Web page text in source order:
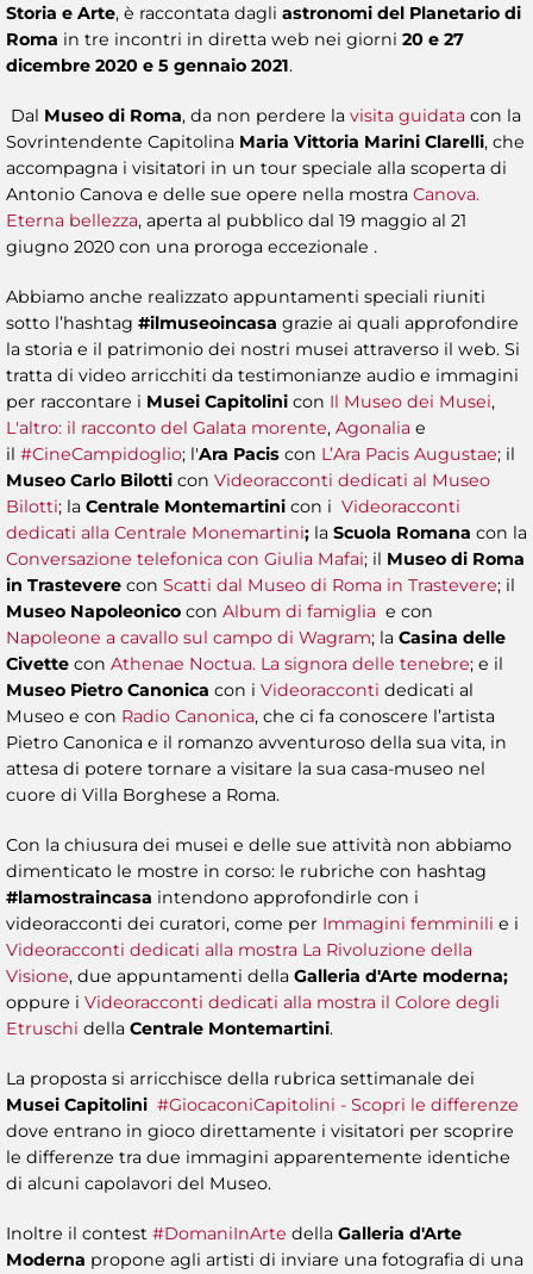
Storia e Arte, è raccontata dagli astronomi del Planetario di
Roma in tre incontri in diretta web nei giorni 20 e 27
dicembre 2020 e 5 gennaio 2021.
Dal Museo di Roma, da non perdere la visita guidata con la
Sovrintendente Capitolina Maria Vittoria Marini Clarelli, che
accompagna i visitatori in un tour speciale alla scoperta di
Antonio Canova e delle sue opere nella mostra Canova.
Eterna bellezza, aperta al pubblico dal 19 maggio al 21
giugno 2020 con una proroga eccezionale .
Abbiamo anche realizzato appuntamenti speciali riuniti
sotto l’hashtag #ilmuseoincasa grazie ai quali approfondire
la storia e il patrimonio dei nostri musei attraverso il web. Si
tratta di video arricchiti da testimonianze audio e immagini
per raccontare i Musei Capitolini con Il Museo dei Musei,
L'altro: il racconto del Galata morente, Agonalia e
il #CineCampidoglio; l'Ara Pacis con L’Ara Pacis Augustae; il
Museo Carlo Bilotti con Videoracconti dedicati al Museo
Bilotti; la Centrale Montemartini con i Videoracconti
dedicati alla Centrale Monemartini; la Scuola Romana con la
Conversazione telefonica con Giulia Mafai; il Museo di Roma
in Trastevere con Scatti dal Museo di Roma in Trastevere; il
Museo Napoleonico con Album di famiglia e con
Napoleone a cavallo sul campo di Wagram; la Casina delle
Civette con Athenae Noctua. La signora delle tenebre; e il
Museo Pietro Canonica con i Videoracconti dedicati al
Museo e con Radio Canonica, che ci fa conoscere l’artista
Pietro Canonica e il romanzo avventuroso della sua vita, in
attesa di potere tornare a visitare la sua casa-museo nel
cuore di Villa Borghese a Roma.
Con la chiusura dei musei e delle sue attività non abbiamo
dimenticato le mostre in corso: le rubriche con hashtag
#lamostraincasa intendono approfondirle con i
videoracconti dei curatori, come per Immagini femminili e i
Videoracconti dedicati alla mostra La Rivoluzione della
Visione, due appuntamenti della Galleria d'Arte moderna;
oppure i Videoracconti dedicati alla mostra il Colore degli
Etruschi della Centrale Montemartini.
La proposta si arricchisce della rubrica settimanale dei
Musei Capitolini #GiocaconiCapitolini - Scopri le differenze
dove entrano in gioco direttamente i visitatori per scoprire
le differenze tra due immagini apparentemente identiche
di alcuni capolavori del Museo.
Inoltre il contest #DomaniInArte della Galleria d'Arte
Moderna propone agli artisti di inviare una fotografia di una